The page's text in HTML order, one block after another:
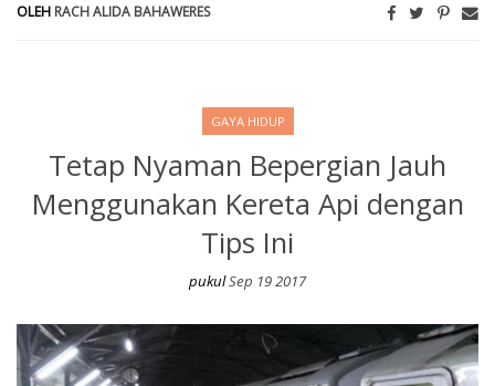
OLEH RACH ALIDA BAHAWERES
GAYA HIDUP
Tetap Nyaman Bepergian Jauh
Menggunakan Kereta Api dengan
Tips Ini
pukulSep 19 2017
Tetap Nyaman Bepergian Jauh Menggunakan Kereta Api